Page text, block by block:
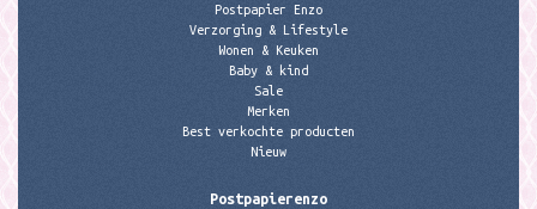
Postpapier Enzo
Verzorging & Lifestyle
Wonen & Keuken
Baby & kind
Sale
Merken
Best verkochte producten
Nieuw
Postpapierenzo